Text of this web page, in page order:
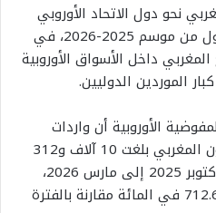
نحو دول الاتحاد الأوروبي
نمواً استثنائياً خلال النصف الأول من موسم 2025-2026، في
داخل الأسواق الأوروبية
الموردين الدوليين.
الأوروبية أن واردات
الاتحاد الأوروبي من زيت الزيتون المغربي بلغت 10 آلاف و312
طناً خلال الفترة الممتدة من أكتوبر 2025 إلى مارس 2026،
مسجلة ارتفاعاً قياسياً بنسبة 712.6 في المائة مقارنة بالفترة